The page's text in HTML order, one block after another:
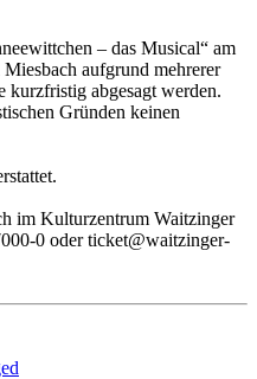
– das Musical“ am
aufgrund mehrerer
kurzfristig abgesagt werden.
Gründen keinen
im Kulturzentrum Waitzinger
0 oder ticket@waitzinger-